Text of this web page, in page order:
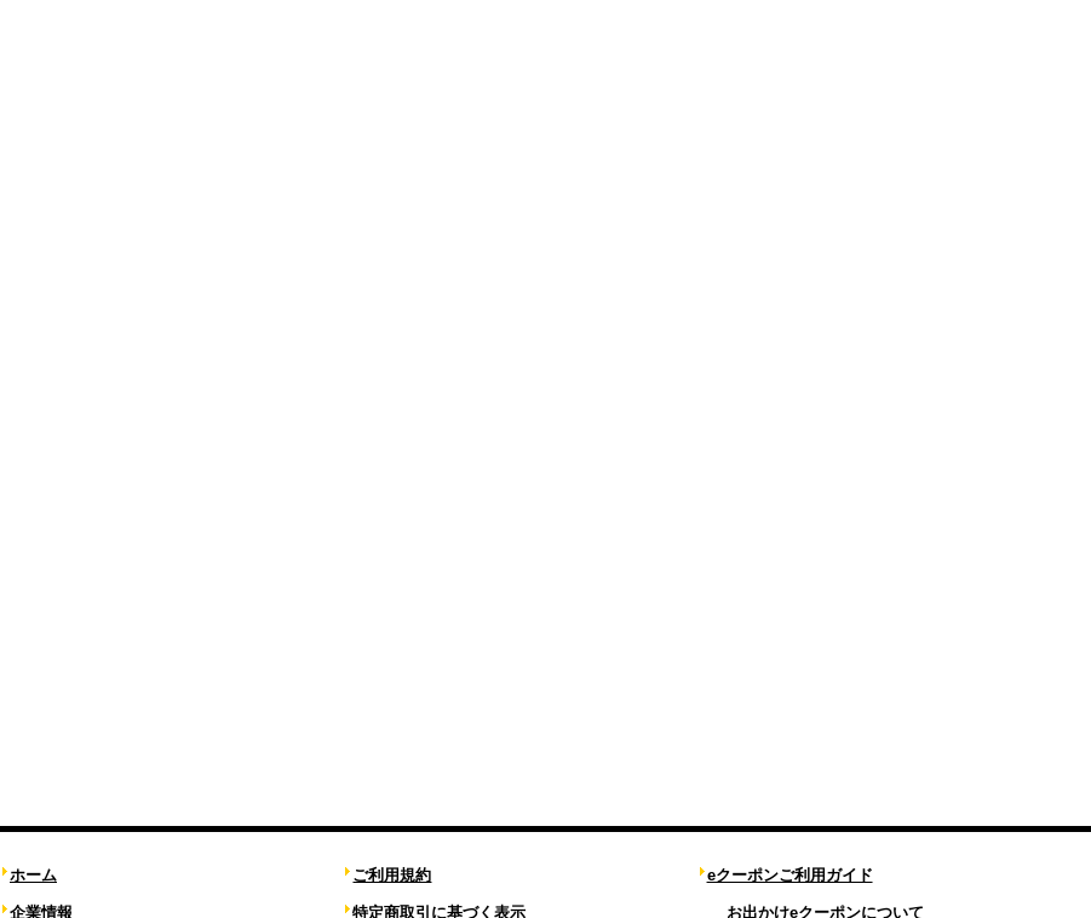
ホーム
企業情報
ご利用規約
特定商取引に基づく表示
eクーポンご利用ガイド
お出かけeクーポンについて